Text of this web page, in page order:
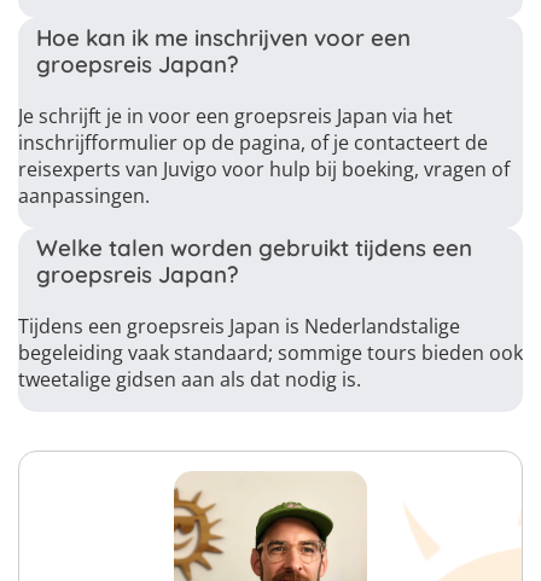
Hoe kan ik me inschrijven voor een
groepsreis Japan?
Je schrijft je in voor een groepsreis Japan via het
inschrijfformulier op de pagina, of je contacteert de
reisexperts van Juvigo voor hulp bij boeking, vragen of
aanpassingen.
Welke talen worden gebruikt tijdens een
groepsreis Japan?
Tijdens een groepsreis Japan is Nederlandstalige
begeleiding vaak standaard; sommige tours bieden ook
tweetalige gidsen aan als dat nodig is.